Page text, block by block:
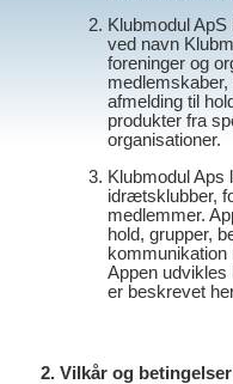
Klubmodul
ved navn
foreninger og
medlemskaber,
afmelding til
produkter fra
organisationer.
Klubmodul Aps
idrætsklubber,
medlemmer.
hold, grupper,
Appen udvikles
er beskrevet
Vilkår og